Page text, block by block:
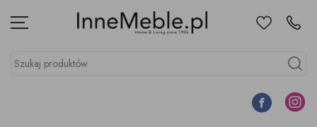
Menu UlubioneKontakt
Szukaj produktów
Szukaj
Facebook